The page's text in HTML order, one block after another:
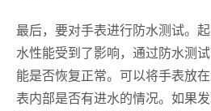
最后，要对手表进行防水测试。
水性能受到了影响，通过防水测
能是否恢复正常。可以将手表放
表内部是否有进水的情况。如果